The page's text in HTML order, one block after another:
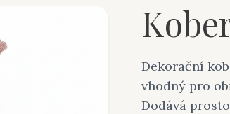
Dekorační
vhodný pro
Dodává